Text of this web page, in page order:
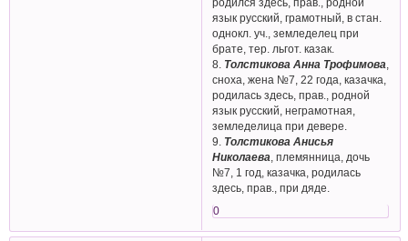
язык русский, грамотный, в стан.
однокл. уч., земледелец при
брате, тер. льгот. казак.
8. Толстикова Анна Трофимова
сноха, жена №7, 22 года, казачка,
родилась здесь, прав., родной
язык русский, неграмотная,
земледелица при девере.
9. Толстикова Анисья
Николаева , племянница, дочь
№7, 1 год, казачка, родилась
здесь, прав., при дяде.
0